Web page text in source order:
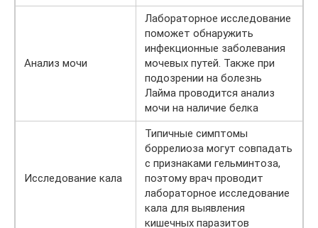
Анализ мочи
Лабораторное исследование
поможет обнаружить
инфекционные заболевания
мочевых путей. Также при
подозрении на болезнь
Лайма проводится анализ
мочи на наличие белка
Исследование кала
Типичные симптомы
боррелиоза могут совпадать
с признаками гельминтоза,
поэтому врач проводит
лабораторное исследование
кала для выявления
кишечных паразитов